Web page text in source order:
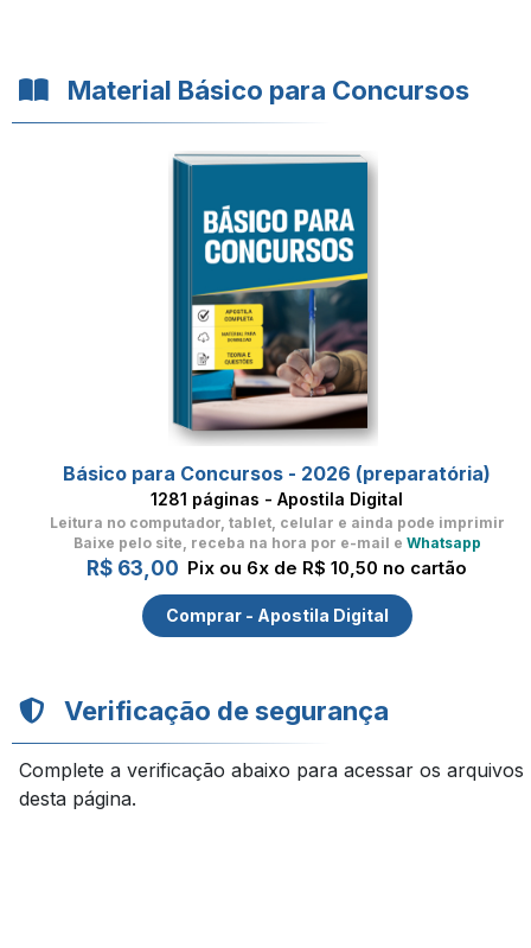
Material Básico para Concursos
Básico para Concursos - 2026 (preparatória)
1281 páginas - Apostila Digital
Leitura no computador, tablet, celular e ainda pode imprimir
Baixe pelo site, receba na hora por e-mail e Whatsapp
R$ 63,00 Pix ou 6x de R$ 10,50 no cartão
Comprar - Apostila Digital
Verificação de segurança
Complete a verificação abaixo para acessar os arquivos
desta página.